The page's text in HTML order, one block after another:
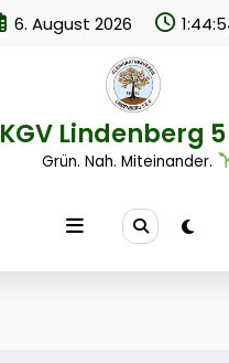
6. August 2026
KGV Lindenberg 5
Grün. Nah. Miteinander.